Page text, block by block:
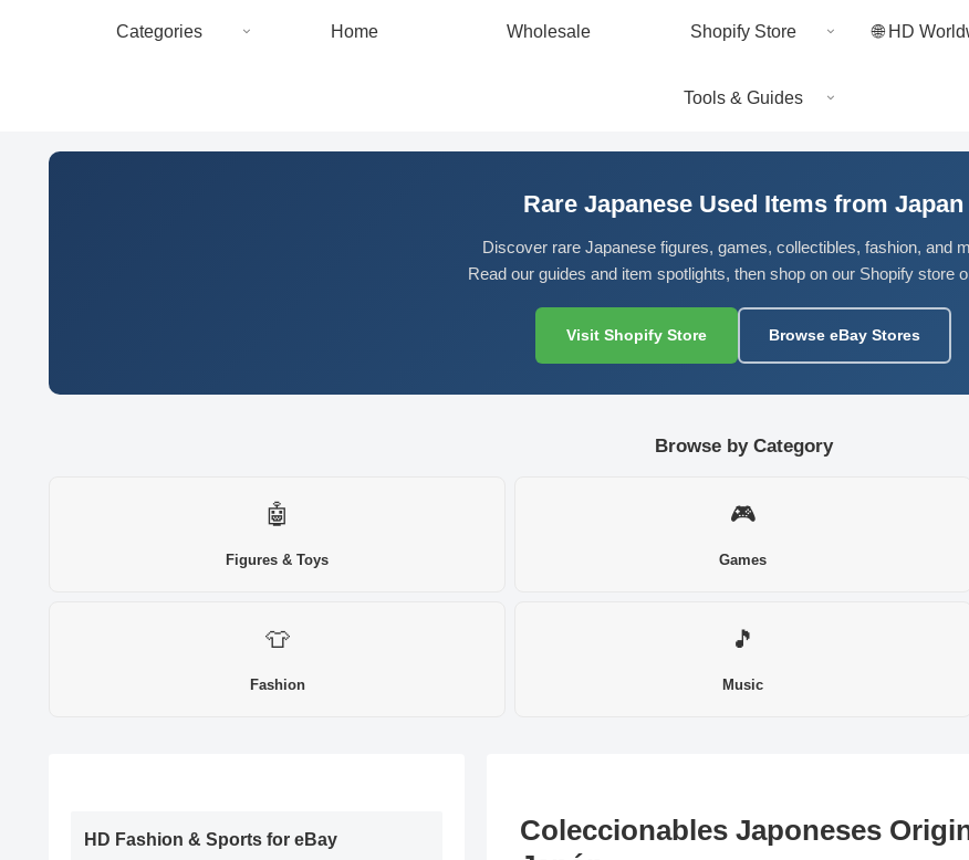
Categories Home Wholesale Shopify Store 🌐 HD
Tools & Guides
Rare Japanese Used Items from Japan
Discover rare Japanese figures, games, collectibles, fashion, and
Read our guides and item spotlights, then shop on our Shopify store
Visit Shopify Store Browse eBay Stores
Browse by Category
🤖
Figures & Toys
🎮
Games
👕
Fashion
🎵
Music
Coleccionables Japoneses
HD Fashion & Sports for eBay